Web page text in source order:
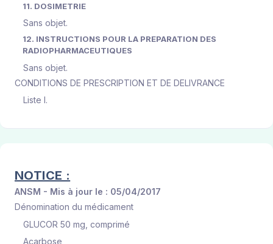
11. DOSIMETRIE
Sans objet.
12. INSTRUCTIONS POUR LA PREPARATION DES
RADIOPHARMACEUTIQUES
Sans objet.
CONDITIONS DE PRESCRIPTION ET DE DELIVRANCE
Liste I.
NOTICE :
ANSM - Mis à jour le : 05/04/2017
Dénomination du médicament
GLUCOR 50 mg, comprimé
Acarbose